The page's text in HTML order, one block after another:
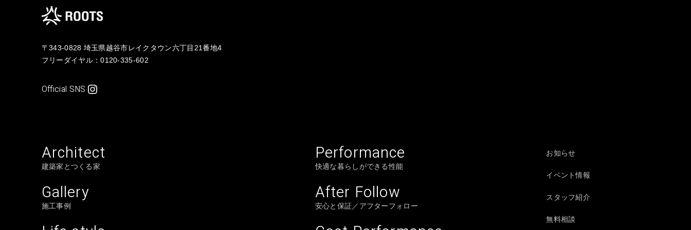
〒343-0828 埼玉県越谷市レイクタウン六丁目21番地4
フリーダイヤル：0120-335-602
Official SNS
Architect
建築家とつくる家
Gallery
施工事例
Performance
快適な暮らしができる性能
After Follow
安心と保証／アフターフォロー
お知らせ
イベント情報
スタッフ紹介
無料相談